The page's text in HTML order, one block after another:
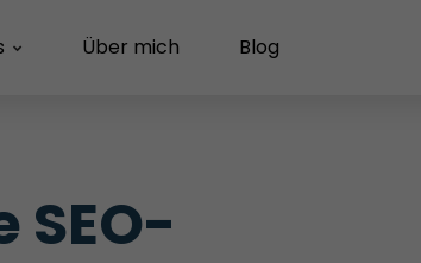
Über mich Blog